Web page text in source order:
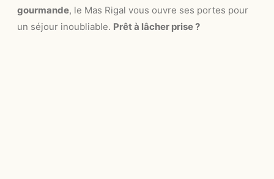
gourmande, le Mas Rigal vous ouvre ses portes pour
un séjour inoubliable. Prêt à lâcher prise ?